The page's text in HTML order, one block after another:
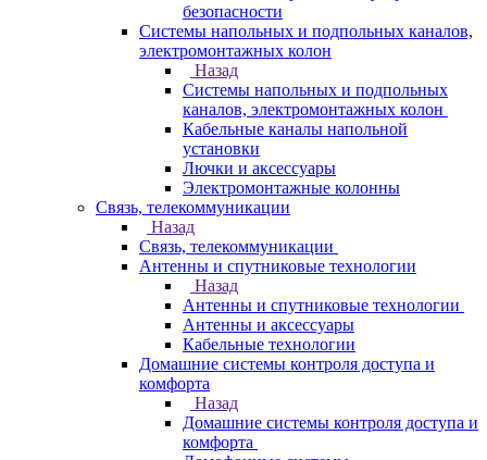
безопасности
Системы напольных и подпольных каналов,
электромонтажных колон
Назад
Системы напольных и подпольных
каналов, электромонтажных колон
Кабельные каналы напольной
установки
Лючки и аксессуары
Электромонтажные колонны
Связь, телекоммуникации
Назад
Связь, телекоммуникации
Антенны и спутниковые технологии
Назад
Антенны и спутниковые технологии
Антенны и аксессуары
Кабельные технологии
Домашние системы контроля доступа и
комфорта
Назад
Домашние системы контроля доступа и
комфорта